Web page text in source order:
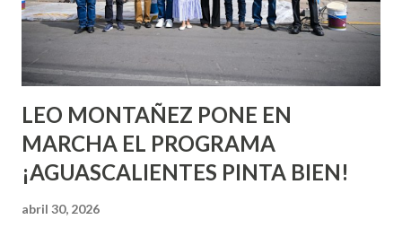
experimentarlo, pero como cualquier persona con
experiencia te dirá, siempre es mejor cuando ambas partes
son suficientemen...
LEO MONTAÑEZ PONE EN
MARCHA EL PROGRAMA
¡AGUASCALIENTES PINTA BIEN!
abril 30, 2026